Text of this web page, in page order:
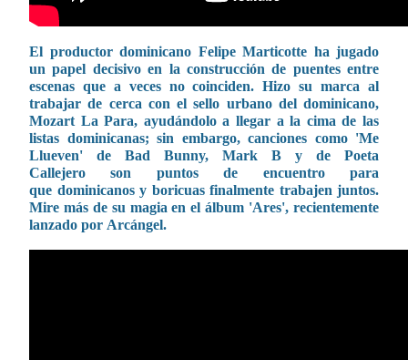
El productor dominicano Felipe Marticotte ha jugado
un papel decisivo en la construcción de puentes entre
escenas que a veces no coinciden. Hizo su marca al
trabajar de cerca con el sello urbano del dominicano,
Mozart La Para, ayudándolo a llegar a la cima de las
listas dominicanas; sin embargo, canciones como 'Me
Llueven' de Bad Bunny, Mark B y de Poeta
Callejero son puntos de encuentro para
que dominicanos y boricuas finalmente trabajen juntos.
Mire más de su magia en el álbum 'Ares', recientemente
lanzado por Arcángel.